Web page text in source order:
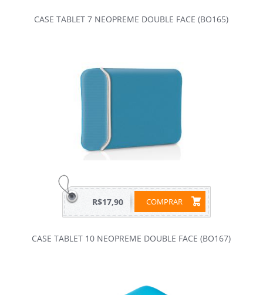
CASE TABLET 7 NEOPREME DOUBLE FACE (BO165)
COMPRAR
R$17,90
CASE TABLET 10 NEOPREME DOUBLE FACE (BO167)